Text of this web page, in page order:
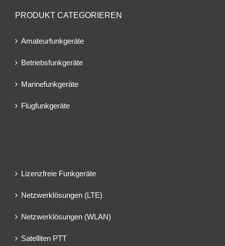
PRODUKT CATEGORIEREN
Amateurfunkgeräte
Betriebsfunkgeräte
Marinefunkgeräte
Flugfunkgeräte
Lizenzfreie Funkgeräte
Netzwerklösungen (LTE)
Netzwerklösungen (WLAN)
Satelliten PTT